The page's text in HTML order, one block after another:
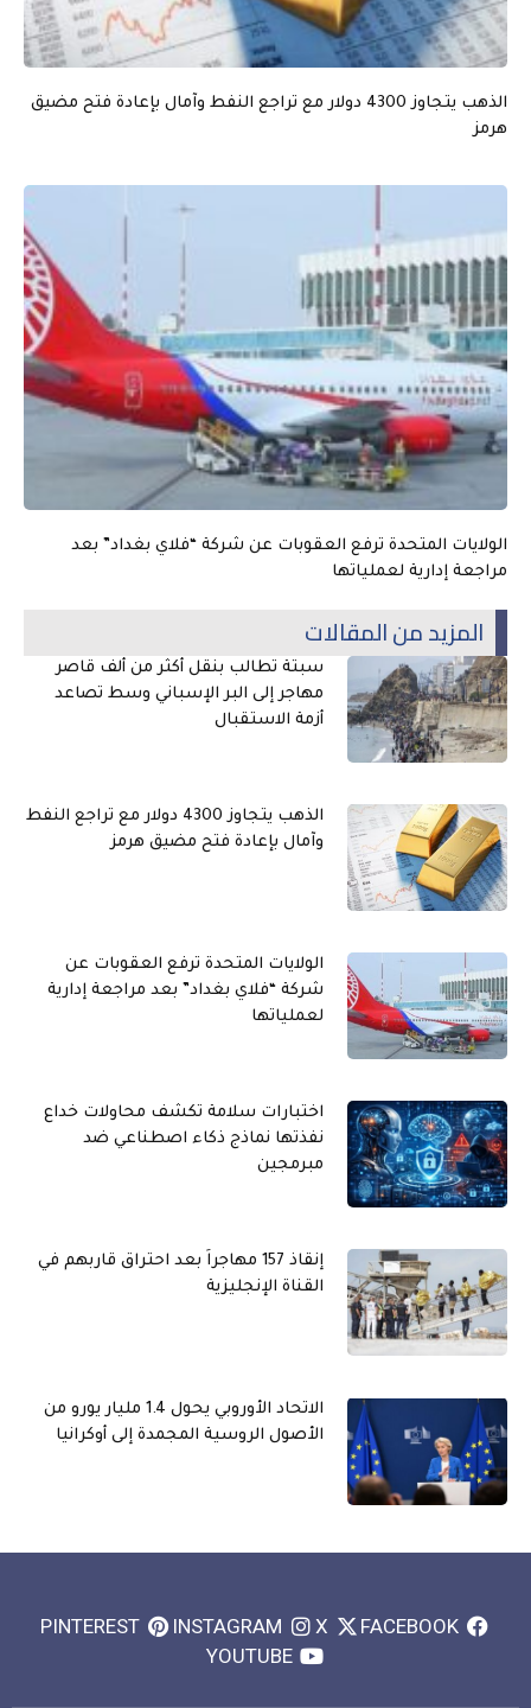
الذهب يتجاوز 4300 دولار مع تراجع النفط وآمال بإعادة فتح مضيق
هرمز
الولايات المتحدة ترفع العقوبات عن شركة “فلاي بغداد” بعد
مراجعة إدارية لعملياتها
المزيد من المقالات
سبتة تطالب بنقل أكثر من ألف قاصر
مهاجر إلى البر الإسباني وسط تصاعد
أزمة الاستقبال
الذهب يتجاوز 4300 دولار مع تراجع النفط
وآمال بإعادة فتح مضيق هرمز
الولايات المتحدة ترفع العقوبات عن
شركة “فلاي بغداد” بعد مراجعة إدارية
لعملياتها
اختبارات سلامة تكشف محاولات خداع
نفذتها نماذج ذكاء اصطناعي ضد
مبرمجين
إنقاذ 157 مهاجراً بعد احتراق قاربهم في
القناة الإنجليزية
الاتحاد الأوروبي يحول 1.4 مليار يورو من
الأصول الروسية المجمدة إلى أوكرانيا
FACEBOOK
X
INSTAGRAM
PINTEREST
YOUTUBE